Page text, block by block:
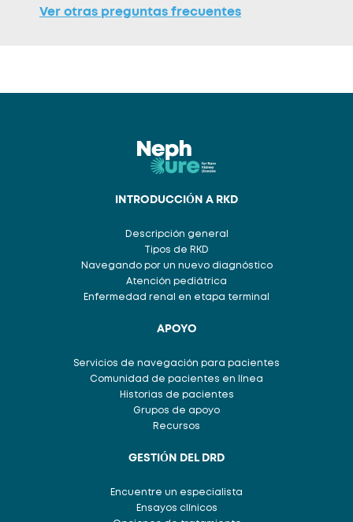
Ver otras preguntas frecuentes
INTRODUCCIÓN A RKD
Descripción general
Tipos de RKD
Navegando por un nuevo diagnóstico
Atención pediátrica
Enfermedad renal en etapa terminal
APOYO
Servicios de navegación para pacientes
Comunidad de pacientes en línea
Historias de pacientes
Grupos de apoyo
Recursos
GESTIÓN DEL DRD
Encuentre un especialista
Ensayos clínicos